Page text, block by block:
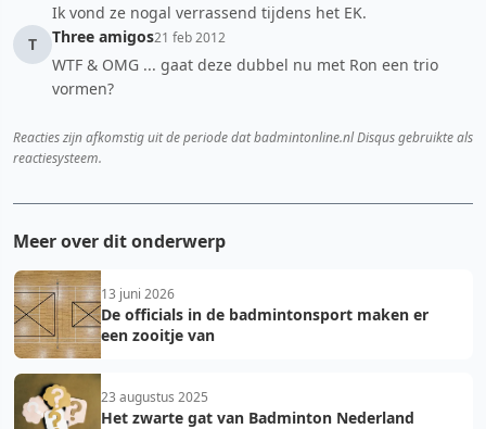
Ik vond ze nogal verrassend tijdens het EK.
T
Three amigos21 feb 2012
WTF & OMG ... gaat deze dubbel nu met Ron een trio
vormen?
Reacties zijn afkomstig uit de periode dat badmintonline.nl Disqus gebruikte als
reactiesysteem.
Meer over dit onderwerp
13 juni 2026
De officials in de badmintonsport maken er
een zooitje van
23 augustus 2025
Het zwarte gat van Badminton Nederland